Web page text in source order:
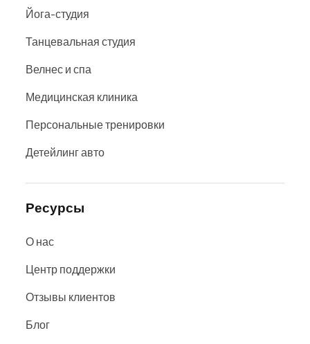
Йога-студия
Танцевальная студия
Велнес и спа
Медицинская клиника
Персональные тренировки
Детейлинг авто
Ресурсы
О нас
Центр поддержки
Отзывы клиентов
Блог